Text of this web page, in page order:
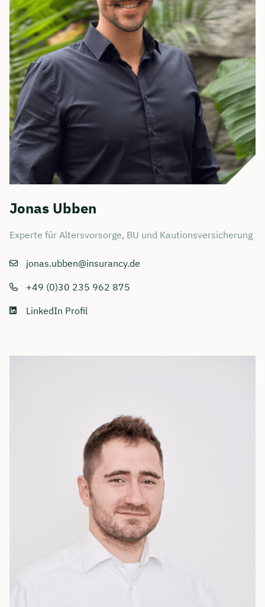
Jonas Ubben
Experte für Altersvorsorge, BU und Kautionsversicherung
jonas.ubben@insurancy.de
+49 (0)30 235 962 875
LinkedIn Profil